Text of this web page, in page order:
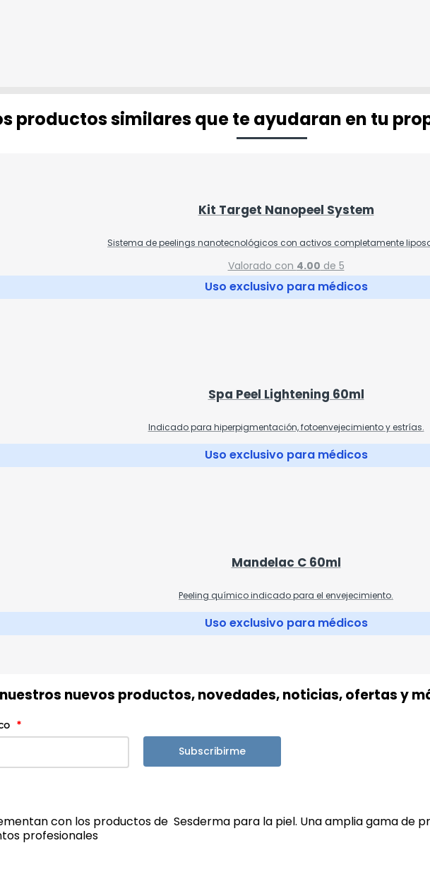
productos similares que te ayudaran en tu
Kit Target Nanopeel System
Sistema de peelings nanotecnológicos con activos completamente
Valorado con 4.00 de 5
Uso exclusivo para médicos
Spa Peel Lightening 60ml
Indicado para hiperpigmentación, fotoenvejecimiento y estrías.
Uso exclusivo para médicos
Mandelac C 60ml
Peeling químico indicado para el envejecimiento.
Uso exclusivo para médicos
nuevos productos, novedades, noticias, ofertas y
*
Subscribirme
con los productos de Sesderma para la piel. Una amplia gama de
profesionales